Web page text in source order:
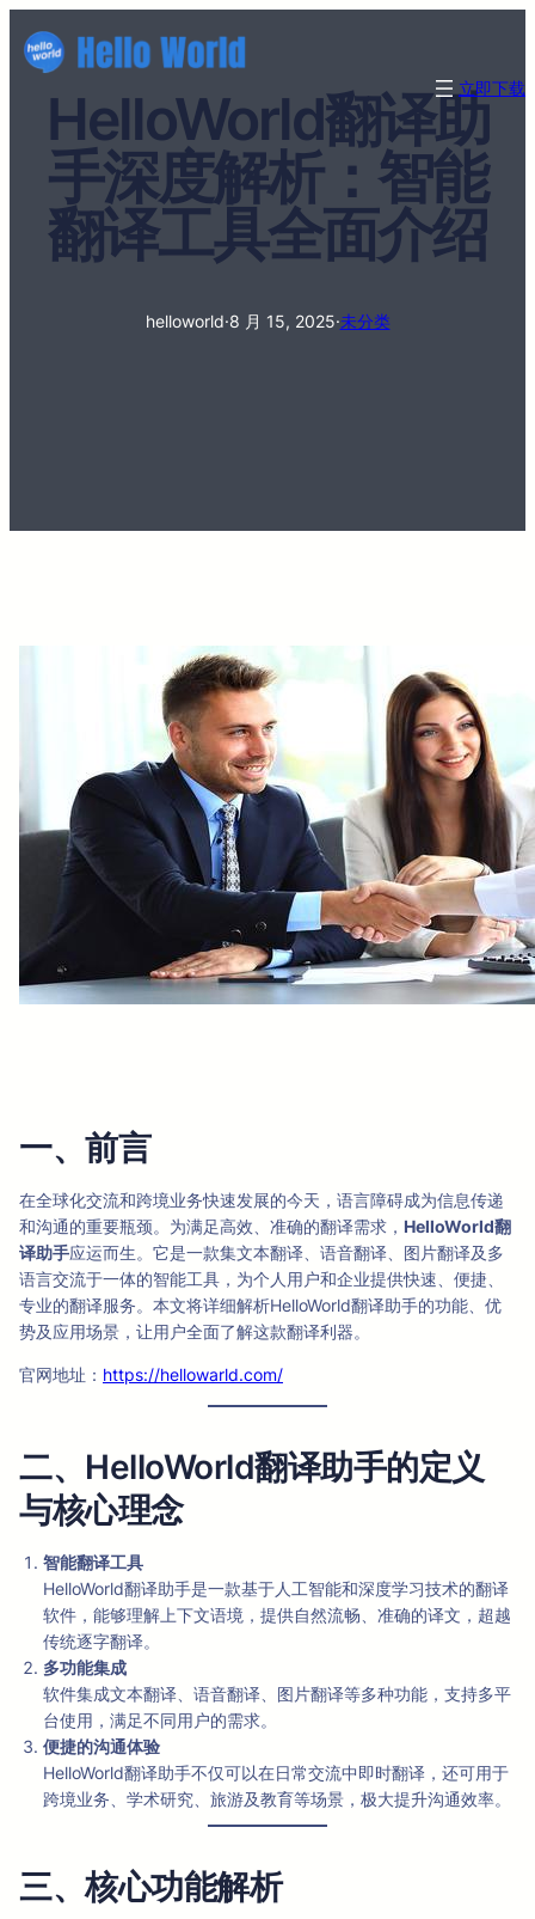
立即下载
HelloWorld翻译助
手深度解析：智能
翻译工具全面介绍
helloworld·8 月 15, 2025·未分类
一、前言
在全球化交流和跨境业务快速发展的今天，语言障碍成为信息传递
和沟通的重要瓶颈。为满足高效、准确的翻译需求， HelloWorld翻
译助手应运而生。它是一款集文本翻译、语音翻译、图片翻译及多
语言交流于一体的智能工具，为个人用户和企业提供快速、便捷、
专业的翻译服务。本文将详细解析HelloWorld翻译助手的功能、优
势及应用场景，让用户全面了解这款翻译利器。
官网地址： https://hellowarld.com/
二、HelloWorld翻译助手的定义
与核心理念
智能翻译工具
HelloWorld翻译助手是一款基于人工智能和深度学习技术的翻译
软件，能够理解上下文语境，提供自然流畅、准确的译文，超越
传统逐字翻译。
多功能集成
软件集成文本翻译、语音翻译、图片翻译等多种功能，支持多平
台使用，满足不同用户的需求。
便捷的沟通体验
HelloWorld翻译助手不仅可以在日常交流中即时翻译，还可用于
跨境业务、学术研究、旅游及教育等场景，极大提升沟通效率。
三、核心功能解析